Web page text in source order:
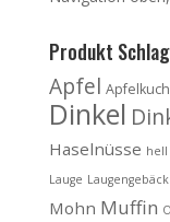
Produkt
Apfel
Dinkel
Haselnüsse hell
Lauge Laugengebäck
Mohn Muffin